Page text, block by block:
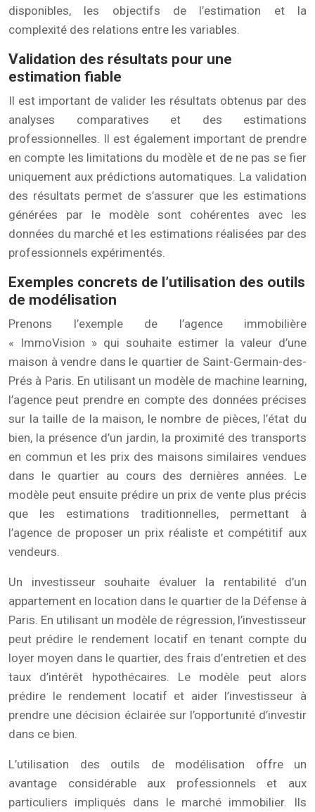
disponibles, les objectifs de l’estimation et la
complexité des relations entre les variables.
Validation des résultats pour une
estimation fiable
Il est important de valider les résultats obtenus par des
analyses comparatives et des estimations
professionnelles. Il est également important de prendre
en compte les limitations du modèle et de ne pas se fier
uniquement aux prédictions automatiques. La validation
des résultats permet de s’assurer que les estimations
générées par le modèle sont cohérentes avec les
données du marché et les estimations réalisées par des
professionnels expérimentés.
Exemples concrets de l’utilisation des outils
de modélisation
Prenons l’exemple de l’agence immobilière
« ImmoVision » qui souhaite estimer la valeur d’une
maison à vendre dans le quartier de Saint-Germain-des-
Prés à Paris. En utilisant un modèle de machine learning,
l’agence peut prendre en compte des données précises
sur la taille de la maison, le nombre de pièces, l’état du
bien, la présence d’un jardin, la proximité des transports
en commun et les prix des maisons similaires vendues
dans le quartier au cours des dernières années. Le
modèle peut ensuite prédire un prix de vente plus précis
que les estimations traditionnelles, permettant à
l’agence de proposer un prix réaliste et compétitif aux
vendeurs.
Un investisseur souhaite évaluer la rentabilité d’un
appartement en location dans le quartier de la Défense à
Paris. En utilisant un modèle de régression, l’investisseur
peut prédire le rendement locatif en tenant compte du
loyer moyen dans le quartier, des frais d’entretien et des
taux d’intérêt hypothécaires. Le modèle peut alors
prédire le rendement locatif et aider l’investisseur à
prendre une décision éclairée sur l’opportunité d’investir
dans ce bien.
L’utilisation des outils de modélisation offre un
avantage considérable aux professionnels et aux
particuliers impliqués dans le marché immobilier. Ils